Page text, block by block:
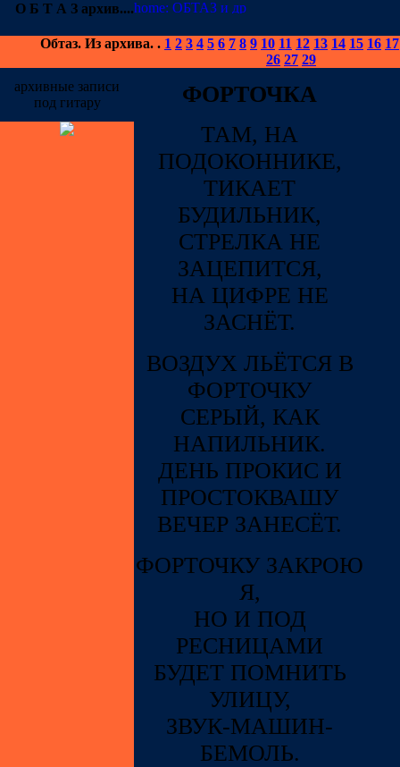
О Б Т А З архив....
Обтаз. Из архива. . 1 2 3 4 5 6 7 8 9 10 11 12 13 14 15 16 17
26 27 29
архивные записи
под гитару
ФОРТОЧКА
ТАМ, НА
ПОДОКОННИКЕ,
ТИКАЕТ
БУДИЛЬНИК,
СТРЕЛКА НЕ
ЗАЦЕПИТСЯ,
НА ЦИФРЕ НЕ
ЗАСНЁТ.
ВОЗДУХ ЛЬЁТСЯ В
ФОРТОЧКУ
СЕРЫЙ, КАК
НАПИЛЬНИК.
ДЕНЬ ПРОКИС И
ПРОСТОКВАШУ
ВЕЧЕР ЗАНЕСЁТ.
ФОРТОЧКУ ЗАКРОЮ
Я,
НО И ПОД
РЕСНИЦАМИ
БУДЕТ ПОМНИТЬ
УЛИЦУ,
ЗВУК-МАШИН-
БЕМОЛЬ.